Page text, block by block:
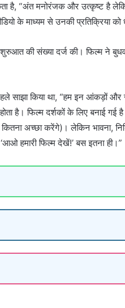
है, “अंत मनोरंजक और उत्कृष्ट है
के माध्यम से उनकी प्रतिक्रिया को
शुरुआत की संख्या दर्ज की। फिल्म ने
साझा किया था, “हम इन आंकड़ों
है। फिल्म दर्शकों के लिए बनाई गई
अच्छा करेंगे)। लेकिन भावना,
हमारी फिल्म देखें!’ बस इतना ही।”